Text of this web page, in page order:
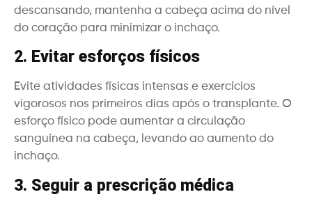
descansando, mantenha a cabeça acima do nível
do coração para minimizar o inchaço.
2. Evitar esforços físicos
Evite atividades físicas intensas e exercícios
vigorosos nos primeiros dias após o transplante. O
esforço físico pode aumentar a circulação
sanguínea na cabeça, levando ao aumento do
inchaço.
3. Seguir a prescrição médica